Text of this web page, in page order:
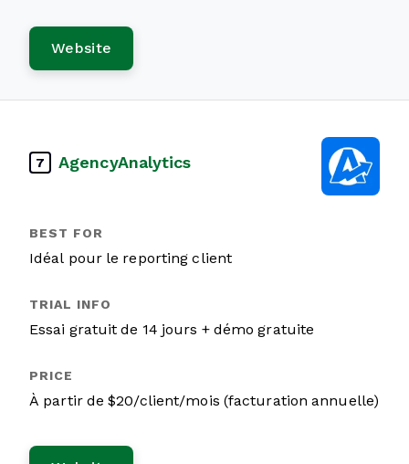
Website
7 AgencyAnalytics
Idéal pour le reporting client
Essai gratuit de 14 jours + démo gratuite
À partir de $20/client/mois (facturation annuelle)